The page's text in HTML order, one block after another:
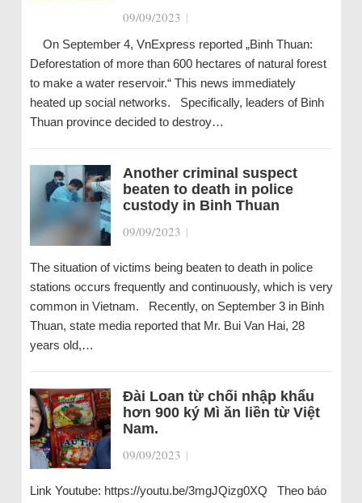
09/09/2023 |
On September 4, VnExpress reported „Binh Thuan:
Deforestation of more than 600 hectares of natural forest
to make a water reservoir.“ This news immediately
heated up social networks. Specifically, leaders of Binh
Thuan province decided to destroy…
Another criminal suspect
beaten to death in police
custody in Binh Thuan
09/09/2023 |
The situation of victims being beaten to death in police
stations occurs frequently and continuously, which is very
common in Vietnam. Recently, on September 3 in Binh
Thuan, state media reported that Mr. Bui Van Hai, 28
years old,…
Đài Loan từ chối nhập khẩu
hơn 900 ký Mì ăn liền từ Việt
Nam.
09/09/2023 |
Link Youtube: https://youtu.be/3mgJQizg0XQ Theo báo